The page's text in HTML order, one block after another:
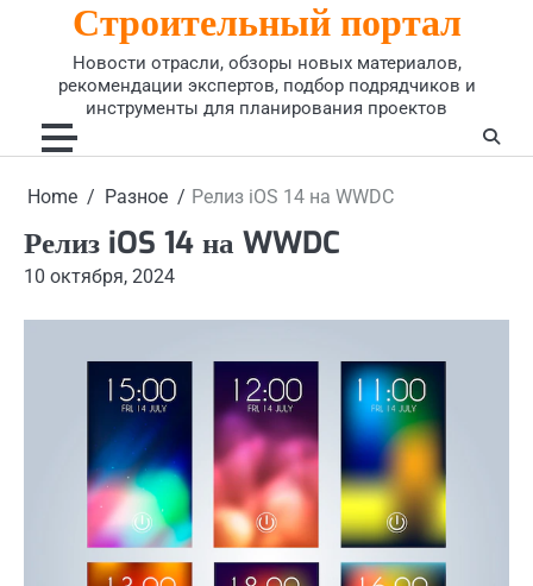
Строительный портал
Новости отрасли, обзоры новых материалов,
рекомендации экспертов, подбор подрядчиков и
инструменты для планирования проектов
Home Разное Релиз iOS 14 на WWDC
Релиз iOS 14 на WWDC
10 октября, 2024